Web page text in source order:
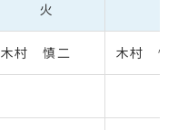
火
木村 慎二 木村 慎